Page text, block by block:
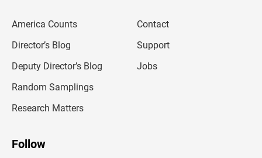
America Counts
Director’s Blog
Deputy Director’s Blog
Random Samplings
Research Matters
Contact
Support
Jobs
Follow